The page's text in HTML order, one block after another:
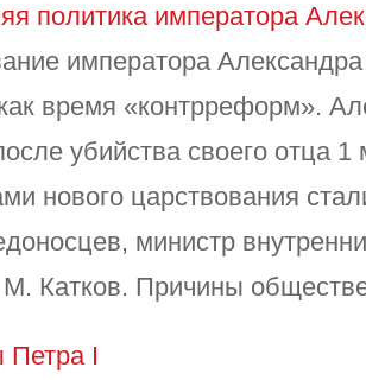
политика императора
императора
время «контрреформ».
убийства своего отца 1
нового царствования
министр
М. Катков. Причины
I